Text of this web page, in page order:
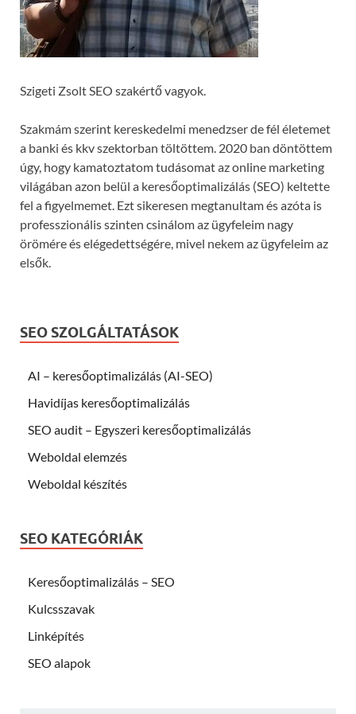
Szigeti Zsolt SEO szakértő vagyok.
Szakmám szerint kereskedelmi menedzser de fél életemet
a banki és kkv szektorban töltöttem. 2020 ban döntöttem
úgy, hogy kamatoztatom tudásomat az online marketing
világában azon belül a keresőoptimalizálás (SEO) keltette
fel a figyelmemet. Ezt sikeresen megtanultam és azóta is
professzionális szinten csinálom az ügyfeleim nagy
örömére és elégedettségére, mivel nekem az ügyfeleim az
elsők.
SEO SZOLGÁLTATÁSOK
AI – keresőoptimalizálás (AI-SEO)
Havidíjas keresőoptimalizálás
SEO audit – Egyszeri keresőoptimalizálás
Weboldal elemzés
Weboldal készítés
SEO KATEGÓRIÁK
Keresőoptimalizálás – SEO
Kulcsszavak
Linképítés
SEO alapok